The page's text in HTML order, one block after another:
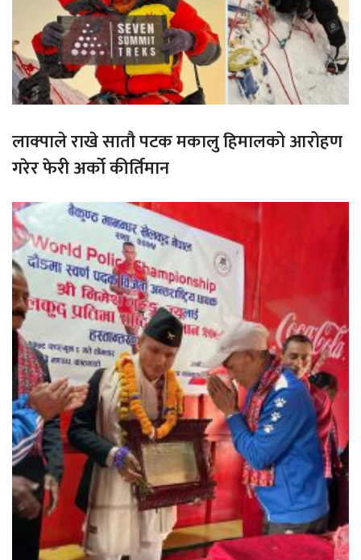
लाक्पाले राखे सातौ पटक मकालु हिमालको आरोहण
गरेर फेरी अर्को कीर्तिमान